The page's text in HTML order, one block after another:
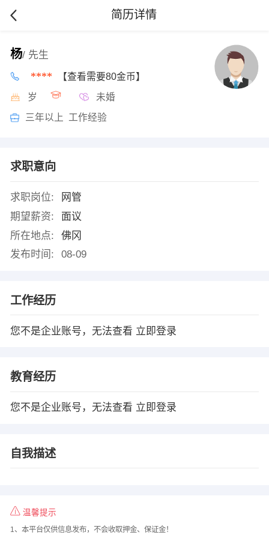
简历详情
杨/ 先生
**** 【查看需要80金币】
岁 未婚
三年以上 工作经验
求职意向
求职岗位:
网管
期望薪资:
面议
所在地点:
佛冈
发布时间:
08-09
工作经历
您不是企业账号，无法查看 立即登录
教育经历
您不是企业账号，无法查看 立即登录
自我描述
温馨提示
1、本平台仅供信息发布，不会收取押金、保证金！